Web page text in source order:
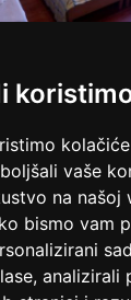
vaše
na našoj
bismo vam
analizirali